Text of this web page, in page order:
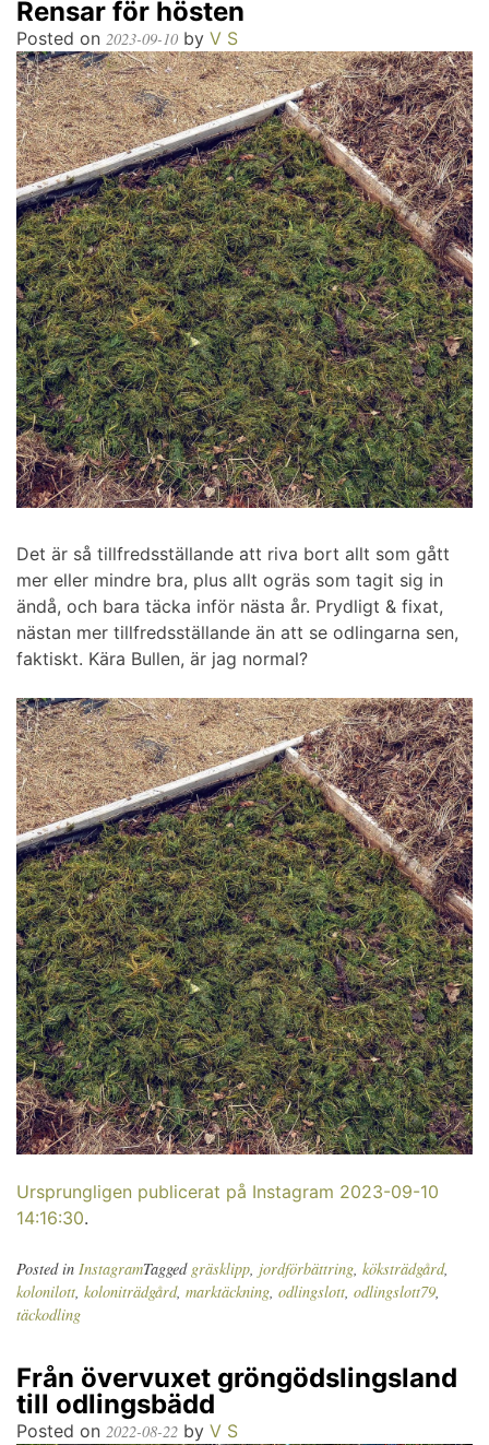
Rensar för hösten
Posted on 2023-09-10 by V S
Det är så tillfredsställande att riva bort allt som gått
mer eller mindre bra, plus allt ogräs som tagit sig in
ändå, och bara täcka inför nästa år. Prydligt & fixat,
nästan mer tillfredsställande än att se odlingarna sen,
faktiskt. Kära Bullen, är jag normal?
Ursprungligen publicerat på Instagram 2023-09-10
14:16:30.
Posted in InstagramTagged gräsklipp, jordförbättring, köksträdgård,
kolonilott, koloniträdgård, marktäckning, odlingslott, odlingslott79,
täckodling
Från övervuxet gröngödslingsland
till odlingsbädd
Posted on 2022-08-22 by V S